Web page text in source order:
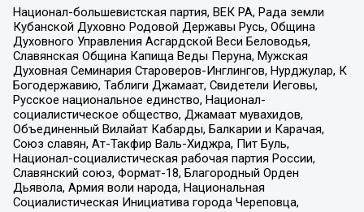
Национал-большевистская партия, ВЕК РА, Рада земли
Кубанской Духовно Родовой Державы Русь, Община
Духовного Управления Асгардской Веси Беловодья,
Славянская Община Капища Веды Перуна, Мужская
Духовная Семинария Староверов-Инглингов, Нурджулар, К
Богодержавию, Таблиги Джамаат, Свидетели Иеговы,
Русское национальное единство, Национал-
социалистическое общество, Джамаат мувахидов,
Объединенный Вилайат Кабарды, Балкарии и Карачая,
Союз славян, Ат-Такфир Валь-Хиджра, Пит Буль,
Национал-социалистическая рабочая партия России,
Славянский союз, Формат-18, Благородный Орден
Дьявола, Армия воли народа, Национальная
Социалистическая Инициатива города Череповца,